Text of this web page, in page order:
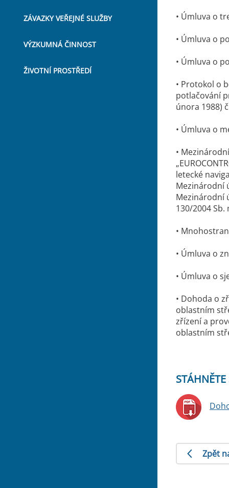
ZÁVAZKY VEŘEJNÉ SLUŽBY
VÝZKUMNÁ ČINNOST
ŽIVOTNÍ PROSTŘEDÍ
• Úmluva o
• Úmluva o
• Úmluva o
• Protokol o
potlačování
února 1988)
• Úmluva o
•
letecké
Mezinárodní
Mezinárodní
130/2004 Sb.
•
• Úmluva o
• Úmluva o
• Dohoda o
oblastním
zřízení a
oblastním
STÁHNĚTE
Zpět